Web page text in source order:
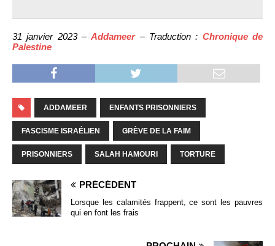
31 janvier 2023 –Addameer– Traduction : Chronique de
Palestine
ADDAMEER ENFANTS PRISONNIERS
FASCISME ISRAÉLIEN GRÈVE DE LA FAIM
PRISONNIERS SALAH HAMOURI TORTURE
PRÉCÉDENT
Lorsque les calamités frappent, ce sont les pauvres
qui en font les frais